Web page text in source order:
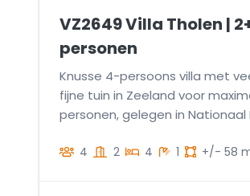
VZ2649 Villa Tholen |
personen
Knusse 4-persoons villa met
fijne tuin in Zeeland voor
personen, gelegen in Nationaal
4 2 4 1 +/- 58